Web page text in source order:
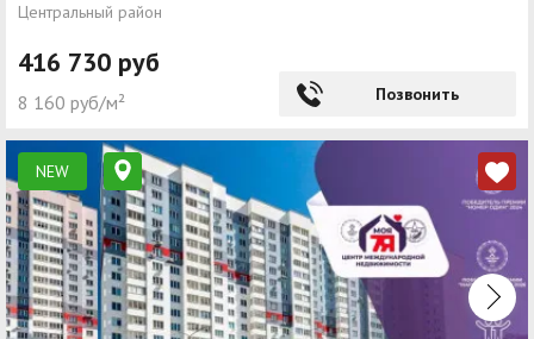
Центральный район
416 730 руб
8 160 руб/м² Позвонить
NEW